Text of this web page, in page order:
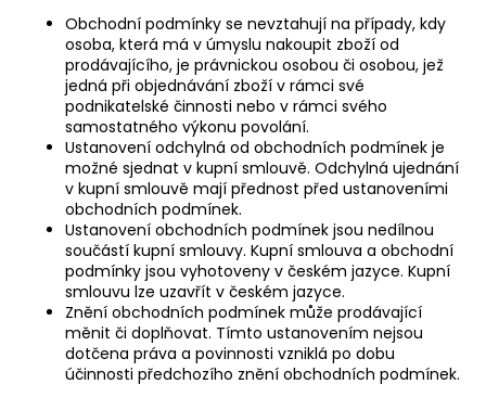
Obchodní podmínky se nevztahují na případy, kdy
osoba, která má v úmyslu nakoupit zboží od
prodávajícího, je právnickou osobou či osobou, jež
jedná při objednávání zboží v rámci své
podnikatelské činnosti nebo v rámci svého
samostatného výkonu povolání.
Ustanovení odchylná od obchodních podmínek je
možné sjednat v kupní smlouvě. Odchylná ujednání
v kupní smlouvě mají přednost před ustanoveními
obchodních podmínek.
Ustanovení obchodních podmínek jsou nedílnou
součástí kupní smlouvy. Kupní smlouva a obchodní
podmínky jsou vyhotoveny v českém jazyce. Kupní
smlouvu lze uzavřít v českém jazyce.
Znění obchodních podmínek může prodávající
měnit či doplňovat. Tímto ustanovením nejsou
dotčena práva a povinnosti vzniklá po dobu
účinnosti předchozího znění obchodních podmínek.